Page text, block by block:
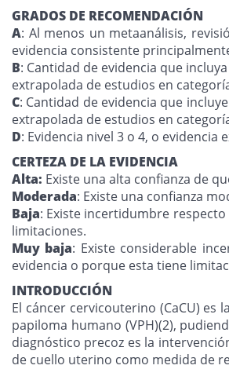
GRADOS DE RECOMENDACIÓN
A: Al menos un metaanálisis,
evidencia consistente
B: Cantidad de evidencia que
extrapolada de estudios en
C: Cantidad de evidencia que
extrapolada de estudios en
D: Evidencia nivel 3 o 4, o evidencia
CERTEZA DE LA EVIDENCIA
Alta: Existe una alta confianza de
Moderada: Existe una confianza
Baja: Existe incertidumbre
limitaciones.
Muy baja: Existe considerable
evidencia o porque esta tiene
INTRODUCCIÓN
El cáncer cervicouterino (CaCU)
papiloma humano (VPH)(2),
diagnóstico precoz es la
de cuello uterino como medida de